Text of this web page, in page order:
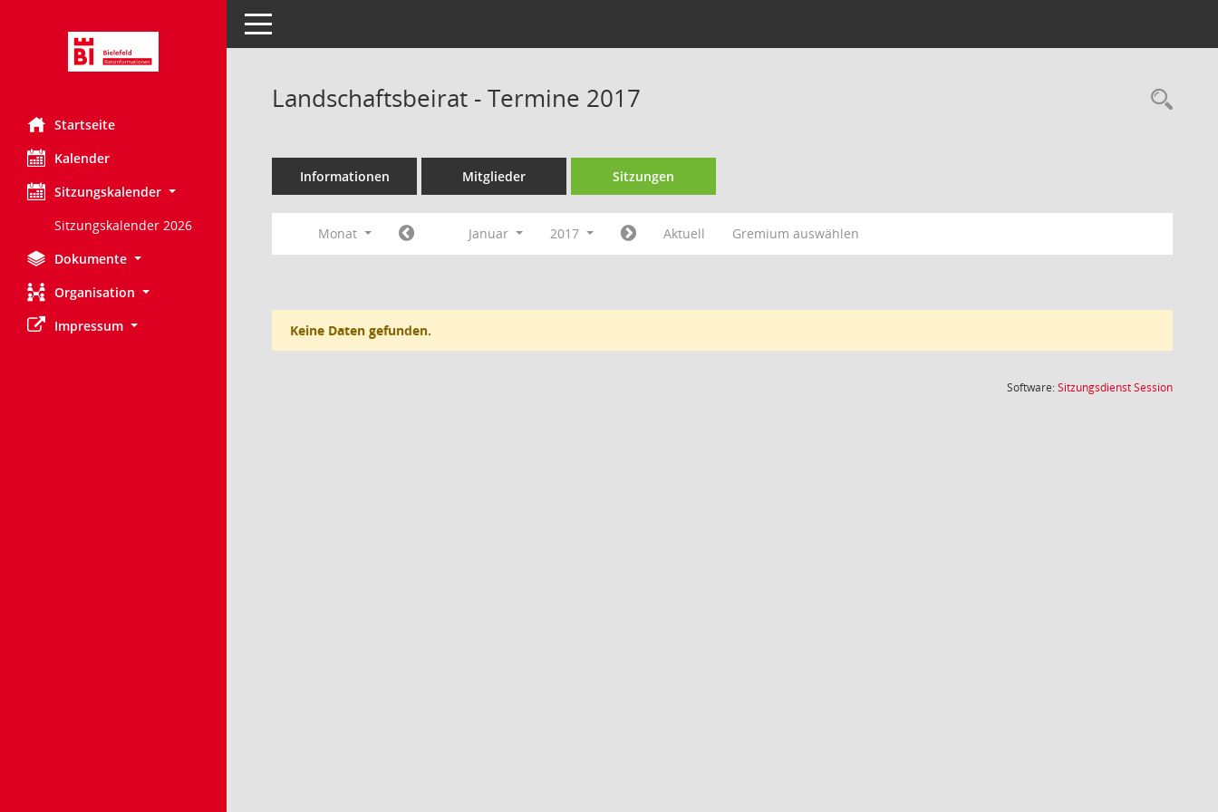
Startseite
Kalender
Sitzungskalender
Sitzungskalender 2026
Dokumente
Organisation
Impressum
Toggle navigation
Landschaftsbeirat - Termine 2017
Informationen Mitglieder Sitzungen
Monat Januar 2017 Aktuell Gremium auswählen
Keine Daten gefunden.
Software:SitzungsdienstSession(Wird in